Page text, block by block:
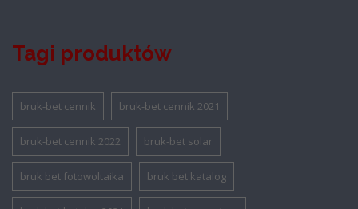
Tagi produktów
bruk-bet cennik bruk-bet cennik 2021
bruk-bet cennik 2022 bruk-bet solar
bruk bet fotowoltaika bruk bet katalog